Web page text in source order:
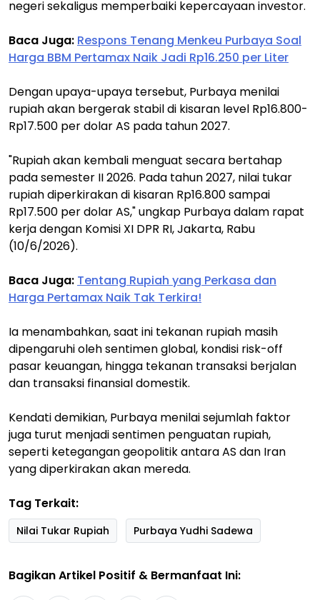
negeri sekaligus memperbaiki kepercayaan investor.
Baca Juga: Respons Tenang Menkeu Purbaya Soal
Harga BBM Pertamax Naik Jadi Rp16.250 per Liter
Dengan upaya-upaya tersebut, Purbaya menilai
rupiah akan bergerak stabil di kisaran level Rp16.800-
Rp17.500 per dolar AS pada tahun 2027.
"Rupiah akan kembali menguat secara bertahap
pada semester II 2026. Pada tahun 2027, nilai tukar
rupiah diperkirakan di kisaran Rp16.800 sampai
Rp17.500 per dolar AS," ungkap Purbaya dalam rapat
kerja dengan Komisi XI DPR RI, Jakarta, Rabu
(10/6/2026).
Baca Juga: Tentang Rupiah yang Perkasa dan
Harga Pertamax Naik Tak Terkira!
Ia menambahkan, saat ini tekanan rupiah masih
dipengaruhi oleh sentimen global, kondisi risk-off
pasar keuangan, hingga tekanan transaksi berjalan
dan transaksi finansial domestik.
Kendati demikian, Purbaya menilai sejumlah faktor
juga turut menjadi sentimen penguatan rupiah,
seperti ketegangan geopolitik antara AS dan Iran
yang diperkirakan akan mereda.
Tag Terkait:
Nilai Tukar Rupiah Purbaya Yudhi Sadewa
Bagikan Artikel Positif & Bermanfaat Ini: